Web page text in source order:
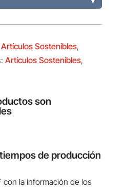
Artículos Sostenibles,
Artículos Sostenibles,
son
de producción
con la información de los